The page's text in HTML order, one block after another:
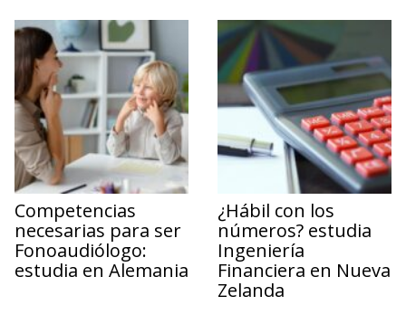
Competencias
necesarias para ser
Fonoaudiólogo:
estudia en Alemania
¿Hábil con los
números? estudia
Ingeniería
Financiera en Nueva
Zelanda